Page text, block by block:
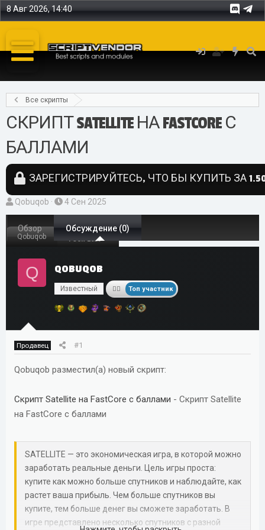
8 Авг 2026, 14:40
Все скрипты
СКРИПТ SATELLITE НА FASTCORE С
БАЛЛАМИ
ЗАРЕГИСТРИРУЙТЕСЬ, ЧТО БЫ КУПИТЬ ЗА 1.50
А
в
т
о
е
Qobuqob
Д
а
т
а
а
ч
а
л
4 Сен 2025
Обзор Обсуждение (0)
Qobuqob 4 Сен 2025
Q QOBUQOB
Известный Топ участник
Продавец #1
Qobuqob разместил(а) новый скрипт:
Скрипт Satellite на FastCore с баллами - Скрипт Satellite
на FastCore с баллами
SATELLITE — это экономическая игра, в которой можно
заработать реальные деньги. Цель игры проста:
купите как можно больше спутников и наблюдайте, как
растет ваша прибыль. Чем больше спутников вы
купите, тем больше денег вы сможете заработать. В
игре представлено несколько спутников с разной